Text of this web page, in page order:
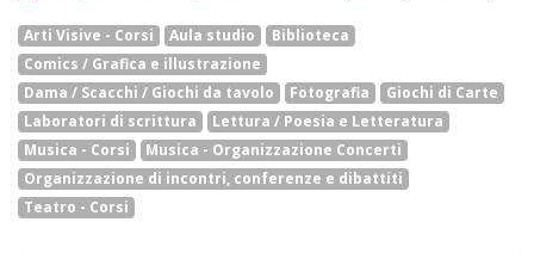
Arti Visive - Corsi Aula studio
Biblioteca
Comics / Grafica e illustrazione
Dama / Scacchi / Giochi da tavolo
Fotografia
Giochi di Carte
Laboratori di scrittura
Lettura / Poesia e Letteratura
Musica - Corsi
Musica - Organizzazione Concerti
Organizzazione di incontri, conferenze e dibattiti
Teatro - Corsi